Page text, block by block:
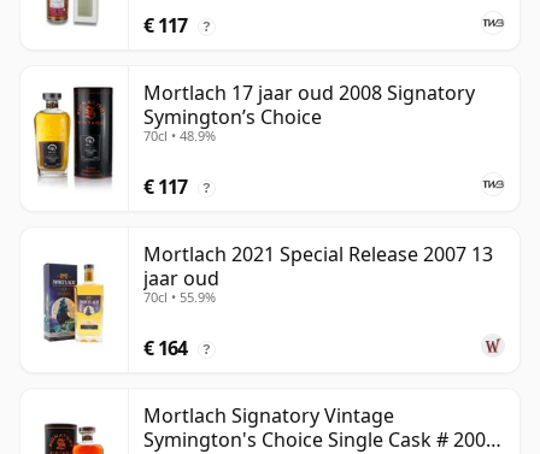
€ 117 ?
Mortlach 17 jaar oud 2008 Signatory
Symington’s Choice
70cl • 48.9%
€ 117 ?
Mortlach 2021 Special Release 2007 13
jaar oud
70cl • 55.9%
€ 164 ?
Mortlach Signatory Vintage
Symington's Choice Single Cask # 2007